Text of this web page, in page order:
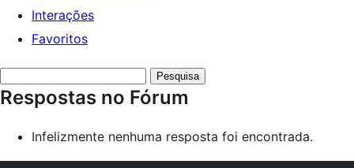
Interações
Favoritos
respostas:
Respostas no Fórum
Infelizmente nenhuma resposta foi encontrada.